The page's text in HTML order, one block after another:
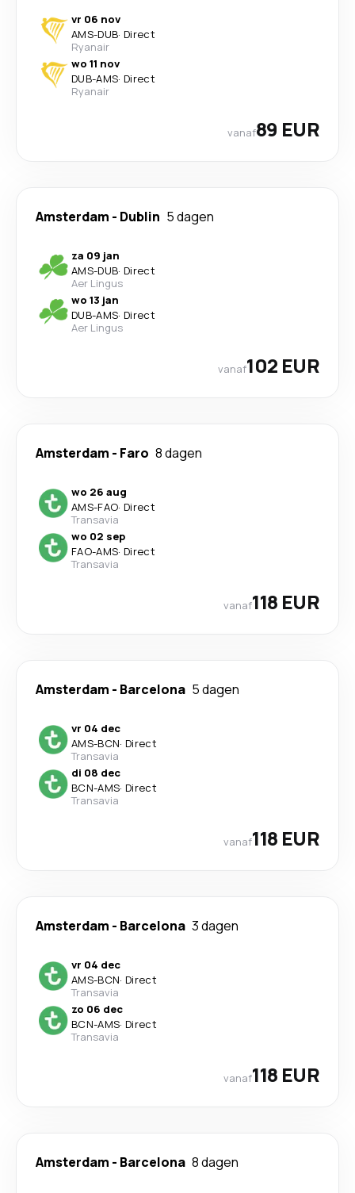
vr 06 nov
AMS-DUB· Direct
Ryanair
wo 11 nov
DUB-AMS· Direct
Ryanair
vanaf89 EUR
Amsterdam - Dublin 5 dagen
za 09 jan
AMS-DUB· Direct
Aer Lingus
wo 13 jan
DUB-AMS· Direct
Aer Lingus
vanaf102 EUR
Amsterdam - Faro 8 dagen
wo 26 aug
AMS-FAO· Direct
Transavia
wo 02 sep
FAO-AMS· Direct
Transavia
vanaf118 EUR
Amsterdam - Barcelona 5 dagen
vr 04 dec
AMS-BCN· Direct
Transavia
di 08 dec
BCN-AMS· Direct
Transavia
vanaf118 EUR
Amsterdam - Barcelona 3 dagen
vr 04 dec
AMS-BCN· Direct
Transavia
zo 06 dec
BCN-AMS· Direct
Transavia
vanaf118 EUR
Amsterdam - Barcelona 8 dagen